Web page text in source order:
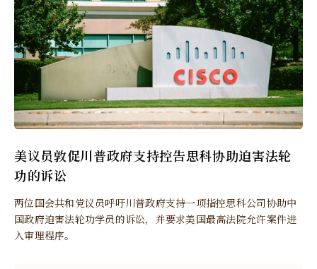
美议员敦促川普政府支持控告思科协助迫害法轮
功的诉讼
两位国会共和党议员呼吁川普政府支持一项指控思科公司协助中
国政府迫害法轮功学员的诉讼，并要求美国最高法院允许案件进
入审理程序。